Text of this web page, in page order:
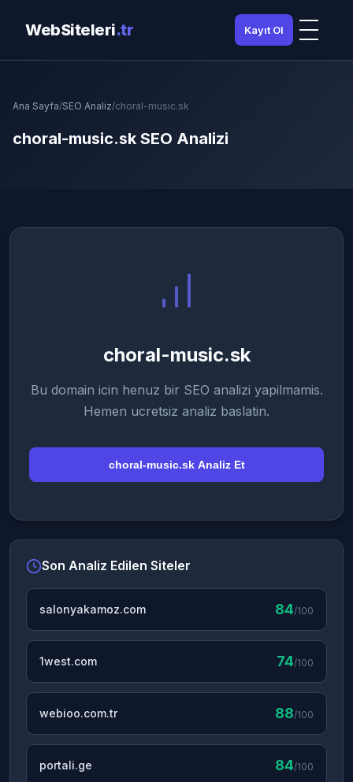
WebSiteleri.tr Kayıt Ol
Ana Sayfa/SEO Analiz/choral-music.sk
choral-music.sk SEO Analizi
choral-music.sk
Bu domain icin henuz bir SEO analizi yapilmamis.
Hemen ucretsiz analiz baslatin.
choral-music.sk Analiz Et
Son Analiz Edilen Siteler
salonyakamoz.com 84/100
1west.com 74/100
webioo.com.tr 88/100
portali.ge 84/100